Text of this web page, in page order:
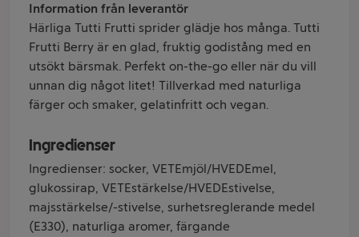
Information från leverantör
Härliga Tutti Frutti sprider glädje hos många. Tutti
Frutti Berry är en glad, fruktig godistång med en
utsökt bärsmak. Perfekt on-the-go eller när du vill
unnan dig något litet! Tillverkad med naturliga
färger och smaker, gelatinfritt och vegan.
Ingredienser
Ingredienser: socker, VETEmjöl/HVEDEmel,
glukossirap, VETEstärkelse/HVEDEstivelse,
majsstärkelse/-stivelse, surhetsreglerande medel
(E330), naturliga aromer, färgande